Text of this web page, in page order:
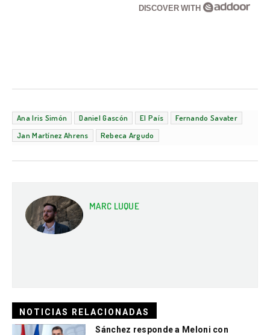
DISCOVER WITH
Ana Iris Simón Daniel Gascón El País
Fernando Savater
Jan Martínez Ahrens
Rebeca Argudo
MARC LUQUE
NOTICIAS RELACIONADAS
Sánchez responde a Meloni con